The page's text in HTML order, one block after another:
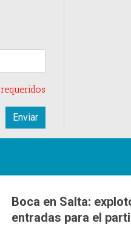
Boca en Salta:
entradas para el